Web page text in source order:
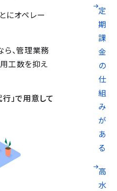
定
期
課
金
の
仕
組
み
が
あ
る
高
水
にオペレー
ら、管理業務
工数を抑え
」で用意して